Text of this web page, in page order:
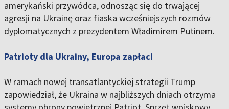
amerykański przywódca, odnosząc się do trwającej
agresji na Ukrainę oraz fiaska wcześniejszych rozmów
dyplomatycznych z prezydentem Władimirem Putinem.
Patrioty dla Ukrainy, Europa zapłaci
W ramach nowej transatlantyckiej strategii Trump
zapowiedział, że Ukraina w najbliższych dniach otrzyma